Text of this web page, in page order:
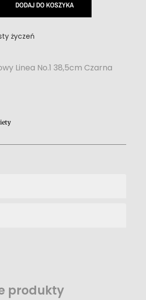
DODAJ DO KOSZYKA
życzeń
Linea No.1 38,5cm Czarna
produkty